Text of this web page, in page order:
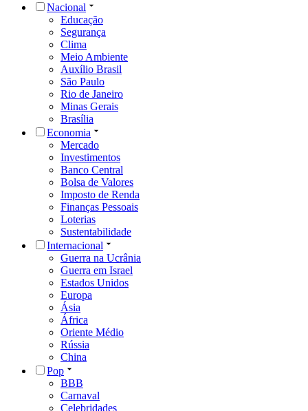
Nacional
Educação
Segurança
Clima
Meio Ambiente
Auxílio Brasil
São Paulo
Rio de Janeiro
Minas Gerais
Brasília
Economia
Mercado
Investimentos
Banco Central
Bolsa de Valores
Imposto de Renda
Finanças Pessoais
Loterias
Sustentabilidade
Internacional
Guerra na Ucrânia
Guerra em Israel
Estados Unidos
Europa
Ásia
África
Oriente Médio
Rússia
China
Pop
BBB
Carnaval
Celebridades